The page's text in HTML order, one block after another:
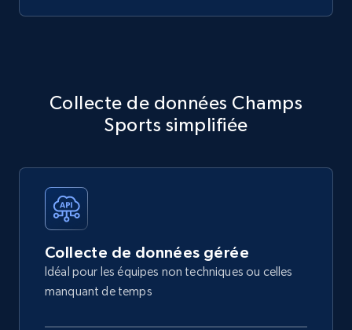
Collecte de données Champs
Sports simplifiée
Collecte de données gérée
Idéal pour les équipes non techniques ou celles
manquant de temps